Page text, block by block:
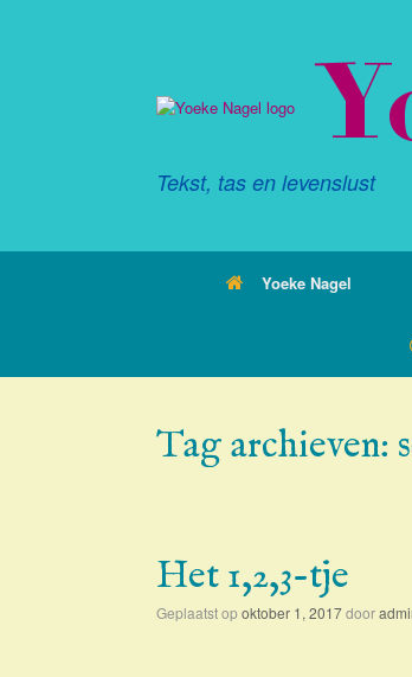
Tekst, tas en levenslust
Yoeke Nagel
Tag archieven:
Het 1,2,3-tje
Geplaatst opoktober 1, 2017door